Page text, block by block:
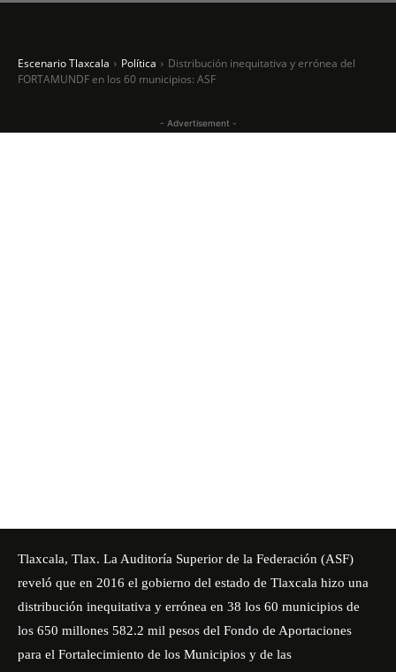
Escenario Tlaxcala Política
Distribución inequitativa y errónea del
FORTAMUNDF en los 60 municipios: ASF
- Advertisement -
Tlaxcala, Tlax. La Auditoría Superior de la Federación (ASF)
reveló que en 2016 el gobierno del estado de Tlaxcala hizo una
distribución inequitativa y errónea en 38 los 60 municipios de
los 650 millones 582.2 mil pesos del Fondo de Aportaciones
para el Fortalecimiento de los Municipios y de las